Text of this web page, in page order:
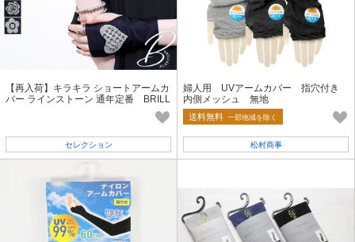
【再入荷】キラキラ ショートアームカ
バー ラインストーン 通年定番 BRILL
セレクション
婦人用 UVアームカバー 指穴付き
内側メッシュ 無地
送料無料 一部地域を除く
松村商事